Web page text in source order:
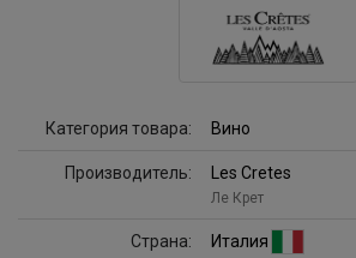
Категория товара: Вино
Производитель: Les Cretes
Ле Крет
Страна: Италия